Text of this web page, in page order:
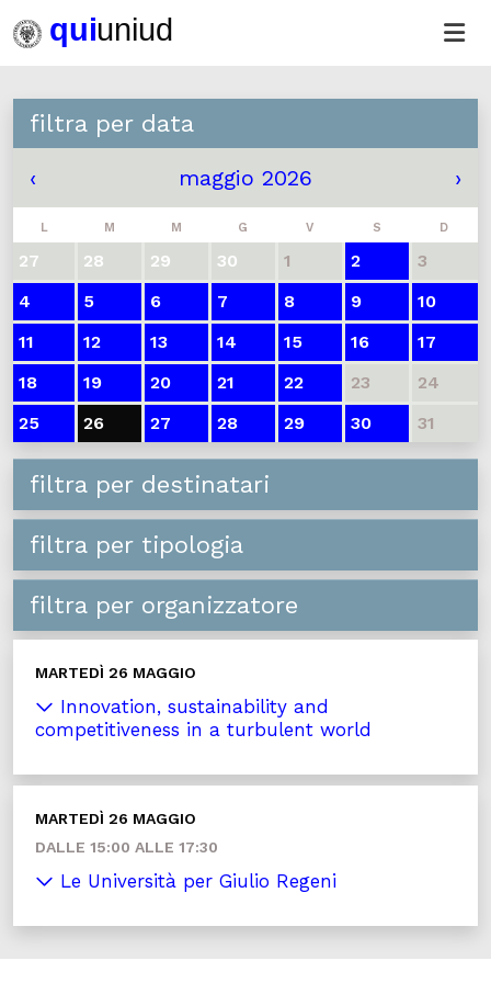
filtra per data
‹ maggio 2026 ›
L M M G V S D
27 28 29 30 1 2
3
4
5 6 7 8 9
10
11
12 13 14 15 16
17
18
19 20 21 22 23
24
25
26 27 28 29 30 31
filtra per destinatari
filtra per tipologia
filtra per organizzatore
MARTEDÌ 26 MAGGIO
Innovation, sustainability and
competitiveness in a turbulent world
MARTEDÌ 26 MAGGIO
DALLE 15:00 ALLE 17:30
Le Università per Giulio Regeni